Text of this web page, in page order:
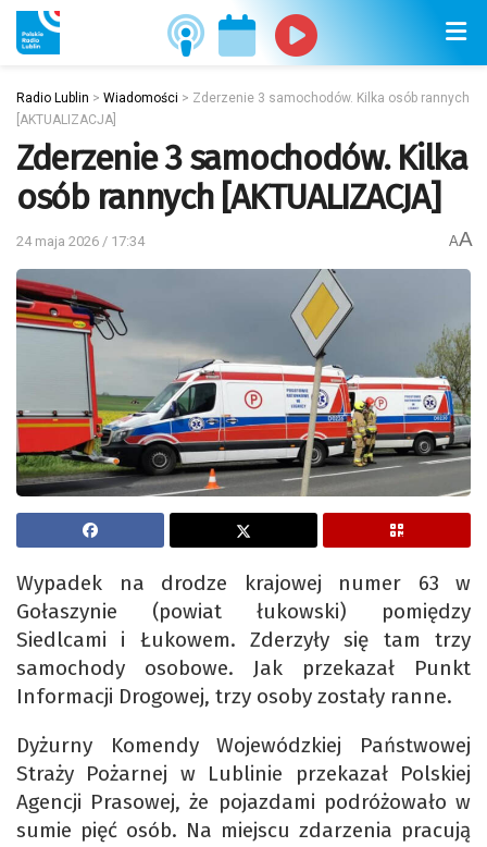
Radio Lublin > Wiadomości > Zderzenie 3 samochodów. Kilka osób rannych
[AKTUALIZACJA]
Zderzenie 3 samochodów. Kilka
osób rannych [AKTUALIZACJA]
24 maja 2026 / 17:34 AA
Wypadek na drodze krajowej numer 63 w
Gołaszynie (powiat łukowski) pomiędzy
Siedlcami i Łukowem. Zderzyły się tam trzy
samochody osobowe. Jak przekazał Punkt
Informacji Drogowej, trzy osoby zostały ranne.
Dyżurny Komendy Wojewódzkiej Państwowej
Straży Pożarnej w Lublinie przekazał Polskiej
Agencji Prasowej, że pojazdami podróżowało w
sumie pięć osób. Na miejscu zdarzenia pracują